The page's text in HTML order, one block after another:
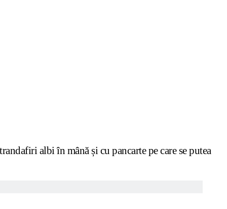
albi în mână și cu pancarte pe care se putea